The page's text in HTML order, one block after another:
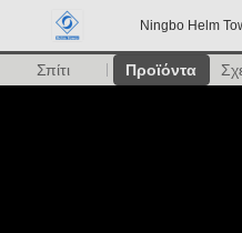
Ningbo Helm
Σπίτι Προϊόντα